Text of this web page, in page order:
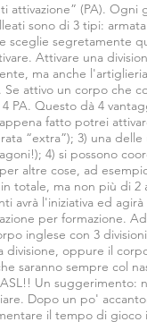
attivazione” (PA).
sono di 3 tipi:
sceglie segretamente
Attivare una
ma anche
Se attivo un corpo che
PA. Questo dà 4
fatto potrei
“extra”); 3) una
4) si possono
altre cose, ad
totale, ma non più di
avrà l'iniziativa ed
per formazione.
inglese con 3
oppure il
saranno sempre col
Un suggerimento:
Dopo un po'
il tempo di